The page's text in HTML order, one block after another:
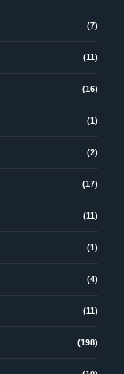
(7)
(11)
(16)
(1)
(2)
(17)
(11)
(1)
(4)
(11)
(198)